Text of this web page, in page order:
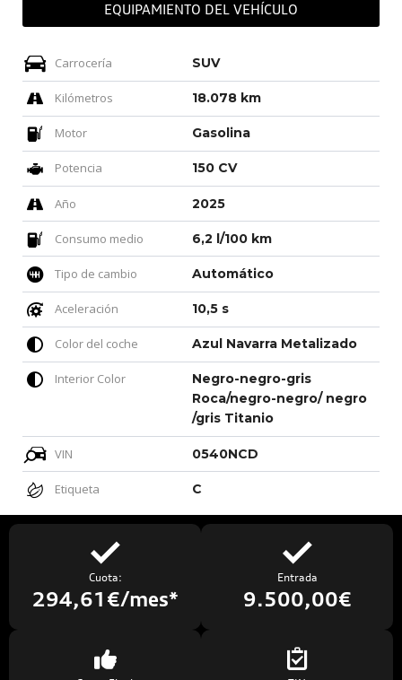
EQUIPAMIENTO DEL VEHÍCULO
Carrocería SUV
Kilómetros 18.078 km
Motor Gasolina
Potencia 150 CV
Año 2025
Consumo medio 6,2 l/100 km
Tipo de cambio Automático
Aceleración 10,5 s
Color del coche Azul Navarra Metalizado
Interior Color
Negro-negro-gris
Roca/negro-negro/ negro
/gris Titanio
VIN 0540NCD
Etiqueta C
Cuota:
294,61€/mes*
Entrada
9.500,00€